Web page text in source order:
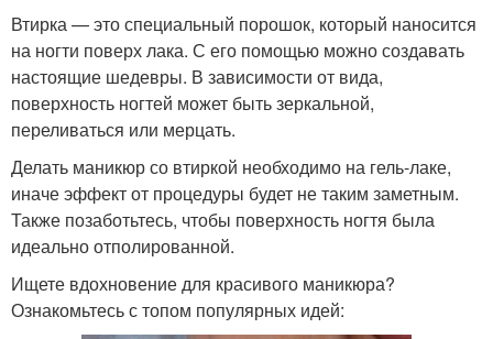
Втирка — это специальный порошок, который наносится
на ногти поверх лака. С его помощью можно создавать
настоящие шедевры. В зависимости от вида,
поверхность ногтей может быть зеркальной,
переливаться или мерцать.
Делать маникюр со втиркой необходимо на гель-лаке,
иначе эффект от процедуры будет не таким заметным.
Также позаботьтесь, чтобы поверхность ногтя была
идеально отполированной.
Ищете вдохновение для красивого маникюра?
Ознакомьтесь с топом популярных идей: